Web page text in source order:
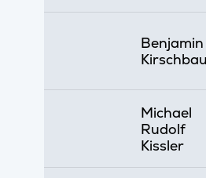
Benjamin
Michael
Rudolf
Kissler